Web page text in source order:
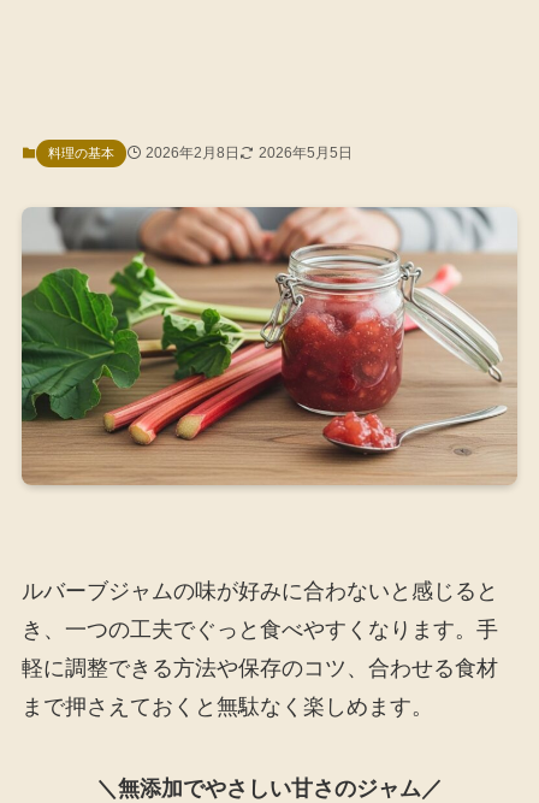
料理の基本 2026年2月8日 2026年5月5日
ルバーブジャムの味が好みに合わないと感じると
き、一つの工夫でぐっと食べやすくなります。手
軽に調整できる方法や保存のコツ、合わせる食材
まで押さえておくと無駄なく楽しめます。
＼無添加でやさしい甘さのジャム／